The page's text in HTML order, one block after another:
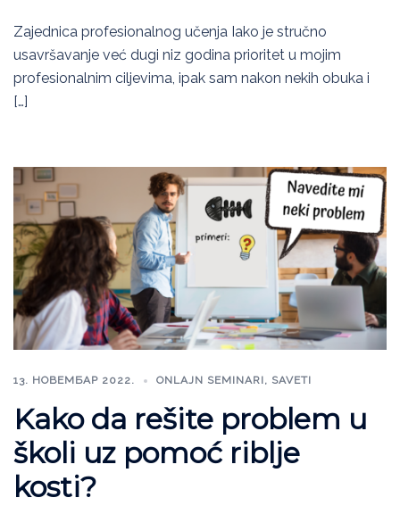
Zajednica profesionalnog učenja Iako je stručno
usavršavanje već dugi niz godina prioritet u mojim
profesionalnim ciljevima, ipak sam nakon nekih obuka i
[…]
13. НОВЕМБАР 2022. ONLAJN SEMINARI, SAVETI
Kako da rešite problem u
školi uz pomoć riblje
kosti?